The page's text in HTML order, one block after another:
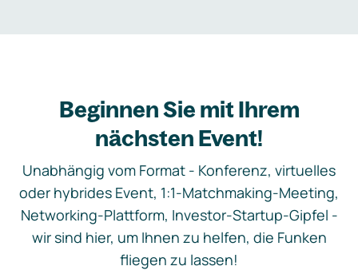
Beginnen Sie mit Ihrem
nächsten Event!
Unabhängig vom Format - Konferenz, virtuelles
oder hybrides Event, 1:1-Matchmaking-Meeting,
Networking-Plattform, Investor-Startup-Gipfel -
wir sind hier, um Ihnen zu helfen, die Funken
fliegen zu lassen!